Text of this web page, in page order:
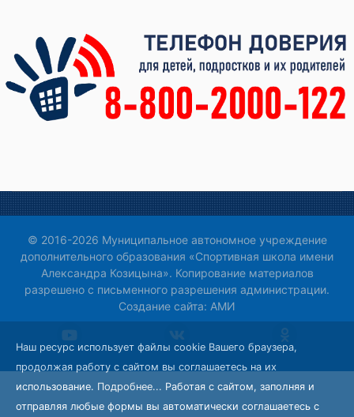
© 2016-2026 Муниципальное автономное учреждение
дополнительного образования «Спортивная школа имени
Александра Козицына». Копирование материалов
разрешено с письменного разрешения администрации.
Создание сайта: АМИ
Наш ресурс использует файлы cookie Вашего браузера,
продолжая работу с сайтом вы соглашаетесь на их
использование. Подробнее... Работая с сайтом, заполняя и
отправляя любые формы вы автоматически соглашаетесь с